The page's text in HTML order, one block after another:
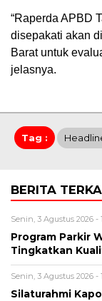
“Raperda APBD
disepakati akan
Barat untuk
jelasnya.
Tag :
BERITA
Senin, 3 Agustus 2026 -
Program Parkir
Tingkatkan
Senin, 3 Agustus 2026 -
Silaturahmi